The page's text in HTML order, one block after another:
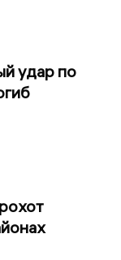
удар по